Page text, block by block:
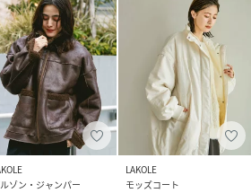
ゾン・ジャンパー
LAKOLE
モッズコート